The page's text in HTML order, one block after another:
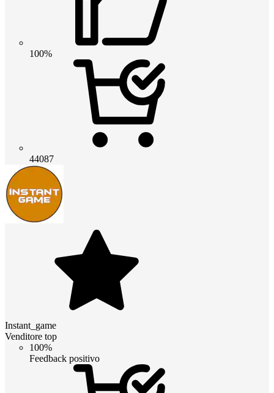
100%
44087
Instant_game
Venditore top
100%
Feedback positivo